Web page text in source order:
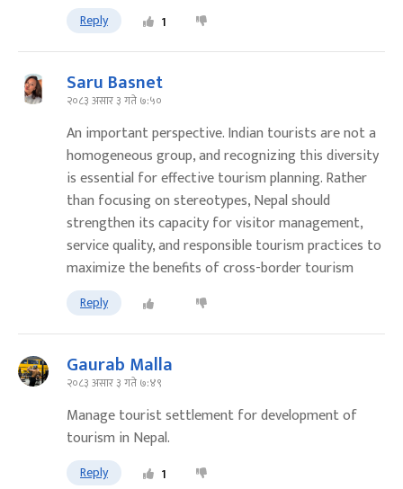
Reply 1
Saru Basnet
२०८३ असार ३ गते ७:५०
An important perspective. Indian tourists are not a
homogeneous group, and recognizing this diversity
is essential for effective tourism planning. Rather
than focusing on stereotypes, Nepal should
strengthen its capacity for visitor management,
service quality, and responsible tourism practices to
maximize the benefits of cross-border tourism
Reply
Gaurab Malla
२०८३ असार ३ गते ७:४९
Manage tourist settlement for development of
tourism in Nepal.
Reply 1